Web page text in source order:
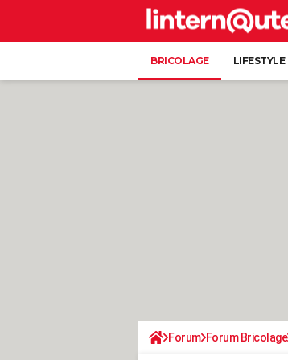
BRICOLAGE LIFESTYLE
Forum Forum Bricolage